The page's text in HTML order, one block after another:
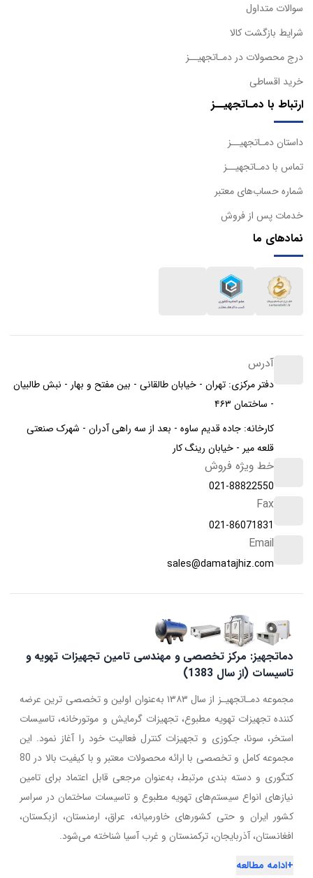
سوالات متداول
شرایط بازگشت کالا
درج محصولات در دمـاتجهیــز
خرید اقساطی
ارتباط با دمـاتجهیــز
داستان دمـاتجهیــز
تماس با دمـاتجهیــز
شماره حساب‌های معتبر
خدمات پس از فروش
نمادهای ما
آدرس
دفتر مرکزی: تهران - خیابان طالقانی - بین مفتح و بهار - نبش طالبیان
- ساختمان ۴۶۳
کارخانه: جاده قدیم ساوه - بعد از سه راهی آدران - شهرک صنعتی
قلعه میر - خیابان رینگ کار
خط ویژه فروش
021-88822550
Fax
021-86071831
Email
sales@damatajhiz.com
دماتجهیز: مرکز تخصصی و مهندسی تامین تجهیزات تهویه و
تاسیسات (از سال 1383)
مجموعه دمـاتجهیـز از سال ۱۳۸۳ به‌عنوان اولین و تخصصی ترین عرضه
کننده تجهیزات تهویه مطبوع، تجهیزات گرمایش و موتورخانه، تاسیسات
استخر، سونا، جکوزی و تجهیزات کنترل فعالیت خود را آغاز نمود. این
مجموعه کامل و تخصصی با ارائه محصولات معتبر و با کیفیت بالا در 80
کتگوری و دسته بندی مرتبط، به‌عنوان مرجعی قابل اعتماد برای تامین
نیازهای انواع سیستم‌های تهویه مطبوع و تاسیسات ساختمان در سراسر
کشور ایران و حتی کشورهای خاورمیانه، عراق، ارمنستان، ازبکستان،
افغانستان، آذربایجان، ترکمنستان و غرب آسیا شناخته می‌شود.
+ادامه مطالعه